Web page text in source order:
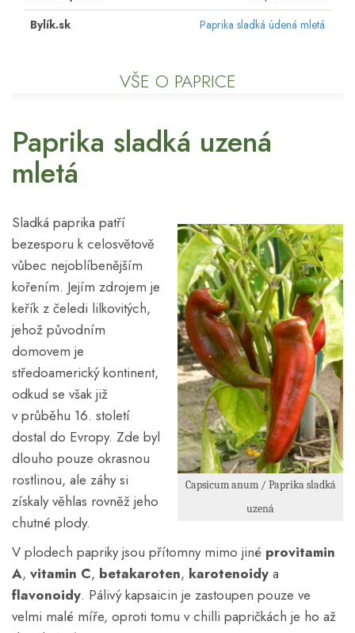
Bylík.sk
Paprika sladká údená mletá
VŠE O PAPRICE
Paprika sladká uzená
mletá
Capsicum anum / Paprika sladká
uzená
Sladká paprika patří
bezesporu k celosvětově
vůbec nejoblíbenějším
kořením. Jejím zdrojem je
keřík z čeledi lilkovitých,
jehož původním
domovem je
středoamerický kontinent,
odkud se však již
v průběhu 16. století
dostal do Evropy. Zde byl
dlouho pouze okrasnou
rostlinou, ale záhy si
získaly věhlas rovněž jeho
chutné plody.
V plodech papriky jsou přítomny mimo jiné provitamin
A, vitamin C, betakaroten, karotenoidy a
flavonoidy. Pálivý kapsaicin je zastoupen pouze ve
velmi malé míře, oproti tomu v chilli papričkách je ho až